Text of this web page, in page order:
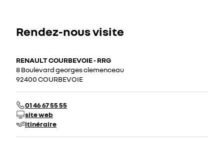
Rendez-nous visite
RENAULT COURBEVOIE - RRG
8 Boulevard georges clemenceau
92400 COURBEVOIE
01 46 67 55 55
site web
itinéraire